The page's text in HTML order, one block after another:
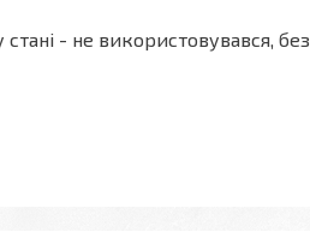
стані - не використовувався,